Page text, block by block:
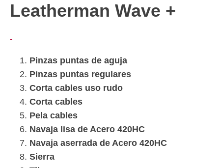
Leatherman Wave +
-Rango
precios:
desde
$3,884.00
hasta
$4,105.00
Pinzas puntas de aguja
Pinzas puntas regulares
Corta cables uso rudo
Corta cables
Pela cables
Navaja lisa de Acero 420HC
Navaja aserrada de Acero 420HC
Sierra